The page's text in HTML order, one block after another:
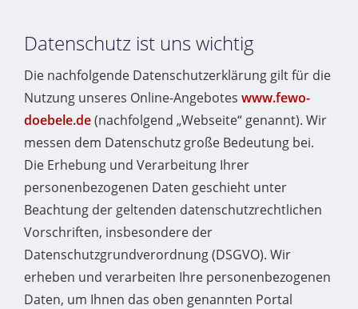
Datenschutz ist uns wichtig
Die nachfolgende Datenschutzerklärung gilt für die
Nutzung unseres Online-Angebotes www.fewo-
doebele.de(nachfolgend „Webseite“ genannt). Wir
messen dem Datenschutz große Bedeutung bei.
Die Erhebung und Verarbeitung Ihrer
personenbezogenen Daten geschieht unter
Beachtung der geltenden datenschutzrechtlichen
Vorschriften, insbesondere der
Datenschutzgrundverordnung (DSGVO). Wir
erheben und verarbeiten Ihre personenbezogenen
Daten, um Ihnen das oben genannten Portal